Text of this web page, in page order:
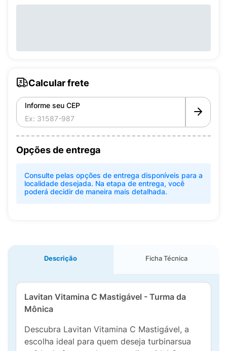
Calcular frete
Informe seu CEP
Opções de entrega
Consulte pelas opções de entrega disponíveis para a
localidade desejada. Na etapa de entrega, você
poderá decidir de maneira mais detalhada.
Descrição Ficha Técnica
Lavitan Vitamina C Mastigável - Turma da
Mônica
Descubra Lavitan Vitamina C Mastigável, a
escolha ideal para quem deseja turbinarsua